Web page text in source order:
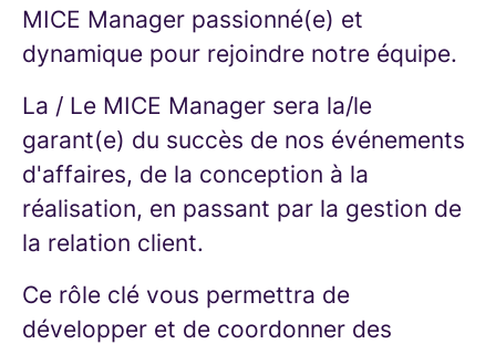
MICE Manager passionné(e) et
dynamique pour rejoindre notre équipe.
La / Le MICE Manager sera la/le
garant(e) du succès de nos événements
d'affaires, de la conception à la
réalisation, en passant par la gestion de
la relation client.
Ce rôle clé vous permettra de
développer et de coordonner des